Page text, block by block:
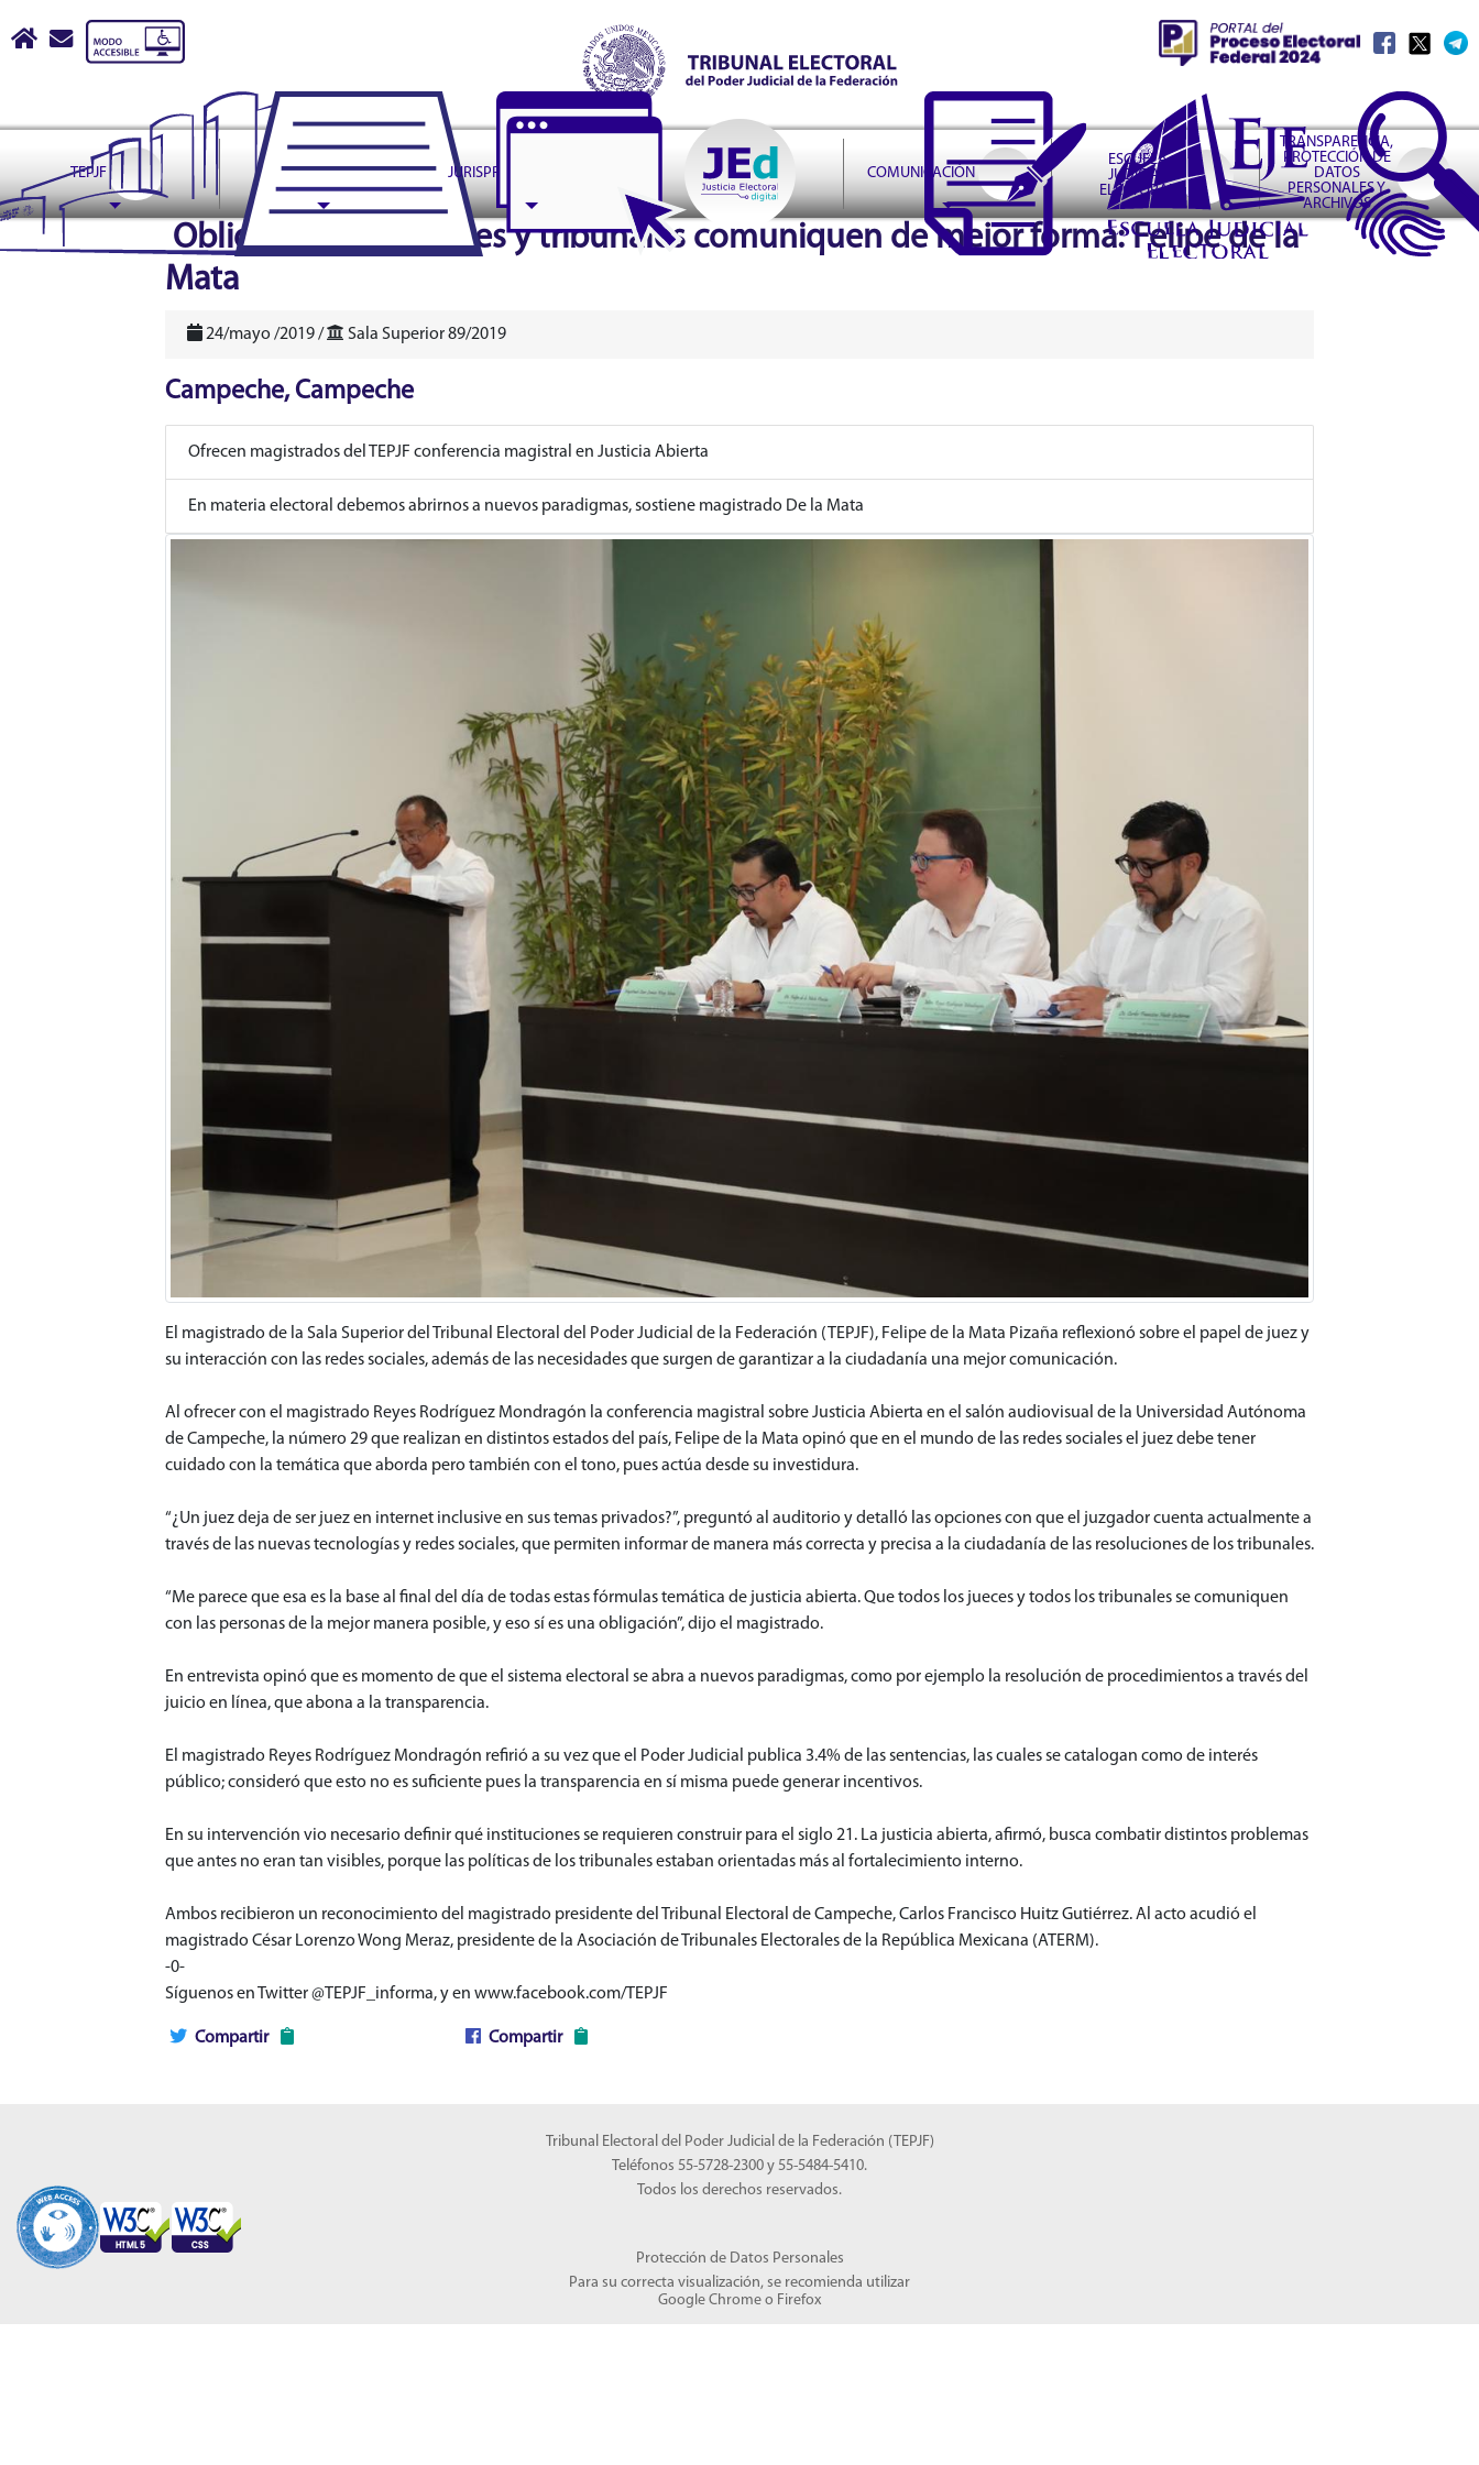
Tribunal Electoral del Poder Judicial de la Federación
Inicioescribir correo a contactoweb@te.gob.mx
TEPJF ASUNTOS JURISPRUDENCIA COMUNICACIÓN
ESCUELA
JUDICIAL
ELECTORAL
TRANSPARENCIA,
PROTECCIÓN DE
DATOS
PERSONALES Y
ARCHIVOS
header
Obligación, que jueces y tribunales comuniquen de mejor forma: Felipe de la
Mata
24/mayo /2019 / Sala Superior 89/2019
Campeche, Campeche
Ofrecen magistrados del TEPJF conferencia magistral en Justicia Abierta
En materia electoral debemos abrirnos a nuevos paradigmas, sostiene magistrado De la Mata
El magistrado de la Sala Superior del Tribunal Electoral del Poder Judicial de la Federación (TEPJF), Felipe de la Mata Pizaña reflexionó sobre el papel de juez y
su interacción con las redes sociales, además de las necesidades que surgen de garantizar a la ciudadanía una mejor comunicación.
Al ofrecer con el magistrado Reyes Rodríguez Mondragón la conferencia magistral sobre Justicia Abierta en el salón audiovisual de la Universidad Autónoma
de Campeche, la número 29 que realizan en distintos estados del país, Felipe de la Mata opinó que en el mundo de las redes sociales el juez debe tener
cuidado con la temática que aborda pero también con el tono, pues actúa desde su investidura.
“¿Un juez deja de ser juez en internet inclusive en sus temas privados?”, preguntó al auditorio y detalló las opciones con que el juzgador cuenta actualmente a
través de las nuevas tecnologías y redes sociales, que permiten informar de manera más correcta y precisa a la ciudadanía de las resoluciones de los tribunales.
“Me parece que esa es la base al final del día de todas estas fórmulas temática de justicia abierta. Que todos los jueces y todos los tribunales se comuniquen
con las personas de la mejor manera posible, y eso sí es una obligación”, dijo el magistrado.
En entrevista opinó que es momento de que el sistema electoral se abra a nuevos paradigmas, como por ejemplo la resolución de procedimientos a través del
juicio en línea, que abona a la transparencia.
El magistrado Reyes Rodríguez Mondragón refirió a su vez que el Poder Judicial publica 3.4% de las sentencias, las cuales se catalogan como de interés
público; consideró que esto no es suficiente pues la transparencia en sí misma puede generar incentivos.
En su intervención vio necesario definir qué instituciones se requieren construir para el siglo 21. La justicia abierta, afirmó, busca combatir distintos problemas
que antes no eran tan visibles, porque las políticas de los tribunales estaban orientadas más al fortalecimiento interno.
Ambos recibieron un reconocimiento del magistrado presidente del Tribunal Electoral de Campeche, Carlos Francisco Huitz Gutiérrez. Al acto acudió el
magistrado César Lorenzo Wong Meraz, presidente de la Asociación de Tribunales Electorales de la República Mexicana (ATERM).
-0-
Síguenos en Twitter @TEPJF_informa, y en www.facebook.com/TEPJF
Compartir Compartir
Tribunal Electoral del Poder Judicial de la Federación (TEPJF)
Teléfonos 55-5728-2300 y 55-5484-5410.
Todos los derechos reservados.
Protección de Datos Personales
Para su correcta visualización, se recomienda utilizar
Google Chrome o Firefox